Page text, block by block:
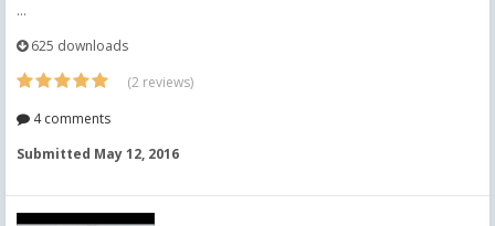
...
625 downloads
(2 reviews)
4 comments
Submitted May 12, 2016